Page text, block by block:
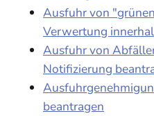
Ausfuhr von
Verwertung
Ausfuhr von
Notifizierung
beantragen